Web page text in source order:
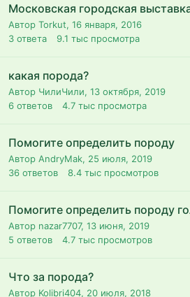
Московская городская
Автор Torkut, 16 января, 2016
3 ответа 9.1 тыс просмотра
какая порода?
Автор ЧилиЧили, 13 октября, 2019
6 ответов 4.7 тыс просмотра
Помогите определить породу
Автор AndryMak, 25 июля, 2019
36 ответов 8.4 тыс просмотров
Помогите определить породу
Автор nazar7707, 13 июня, 2019
5 ответов 4.7 тыс просмотров
Что за порода?
Автор Kolibri404, 20 июля, 2018